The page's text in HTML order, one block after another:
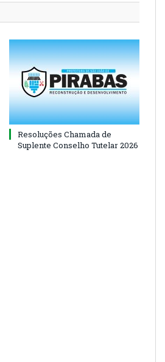
Resoluções Chamada de
Suplente Conselho Tutelar 2026